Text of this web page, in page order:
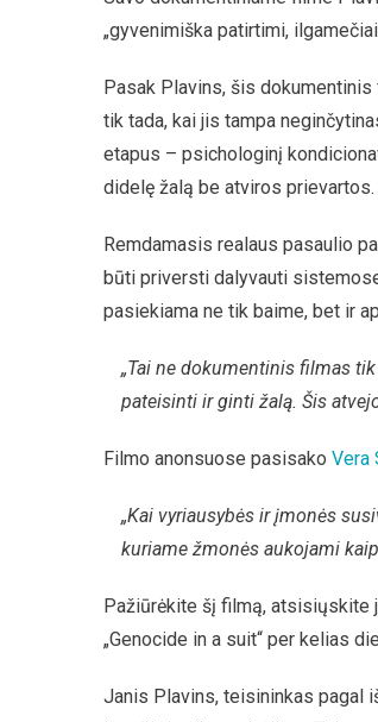
„gyvenimiška patirtimi,
Pasak Plavins, šis
tik tada, kai jis tampa
etapus – psichologinį
didelę žalą be atviros
Remdamasis realaus pasaulio
būti priversti dalyvauti
pasiekiama ne tik baime, bet ir
„Tai ne dokumentinis filmas
pateisinti ir ginti žalą. Šis
Filmo anonsuose pasisako Vera
„Kai vyriausybės ir įmonės
kuriame žmonės aukojami
Pažiūrėkite šį filmą, atsisiųskite
„Genocide in a suit“ per kelias
Janis Plavins, teisininkas pagal